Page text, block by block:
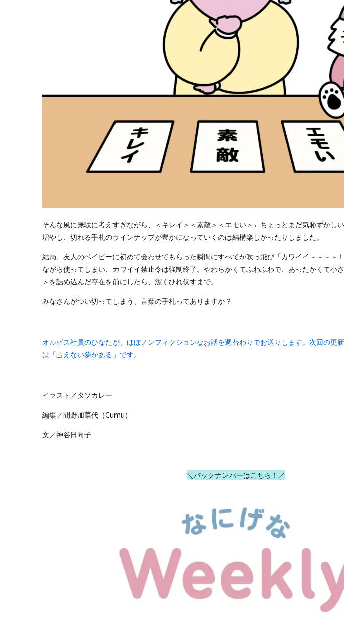
そんな風に無駄に考えすぎながら、＜キレイ＞＜素敵＞＜エモい＞←ちょっとまだ気恥ずかし
増やし、切れる手札のラインナップが豊かになっていくのは結構楽しかったりしました。
結局、友人のベイビーに初めて会わせてもらった瞬間にすべてが吹っ飛び「カワイイ～～～～
ながら使ってしまい、カワイイ禁止令は強制終了。やわらかくてふわふわで、あったかくて小
＞を詰め込んだ存在を前にしたら、潔くひれ伏すまで。
みなさんがつい切ってしまう、言葉の手札ってありますか？
オルビス社員のひなたが、ほぼノンフィクションなお話を週替わりでお送りします。次回の更
は「占えない夢がある」です。
イラスト／タソカレー
編集／間野加菜代（Cumu）
文／神谷日向子
＼バックナンバーはこちら！／